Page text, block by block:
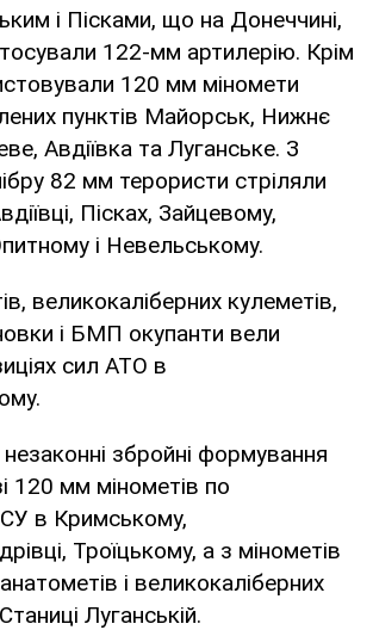
і Пісками, що на Донеччині,
122-мм артилерію. Крім
120 мм міномети
пунктів Майорськ, Нижнє
Авдіївка та Луганське. З
82 мм терористи стріляли
Пісках, Зайцевому,
і Невельському.
великокаліберних кулеметів,
і БМП окупанти вели
сил АТО в
збройні формування
120 мм мінометів по
в Кримському,
Троїцькому, а з мінометів
і великокаліберних
Луганській.